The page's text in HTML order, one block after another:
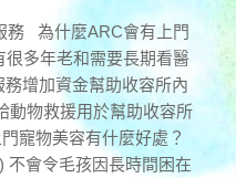
務 為什麼ARC會有上門
多年老和需要長期看醫
增加資金幫助收容所內
動物救援用於幫助收容所
寵物美容有什麼好處？
不會令毛孩因長時間困在